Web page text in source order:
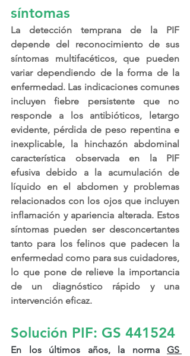
síntomas
La detección temprana de la PIF
depende del reconocimiento de sus
síntomas multifacéticos, que pueden
variar dependiendo de la forma de la
enfermedad. Las indicaciones comunes
incluyen fiebre persistente que no
responde a los antibióticos, letargo
evidente, pérdida de peso repentina e
inexplicable, la hinchazón abdominal
característica observada en la PIF
efusiva debido a la acumulación de
líquido en el abdomen y problemas
relacionados con los ojos que incluyen
inflamación y apariencia alterada. Estos
síntomas pueden ser desconcertantes
tanto para los felinos que padecen la
enfermedad como para sus cuidadores,
lo que pone de relieve la importancia
de un diagnóstico rápido y una
intervención eficaz.
Solución PIF: GS 441524
En los últimos años, la norma GS